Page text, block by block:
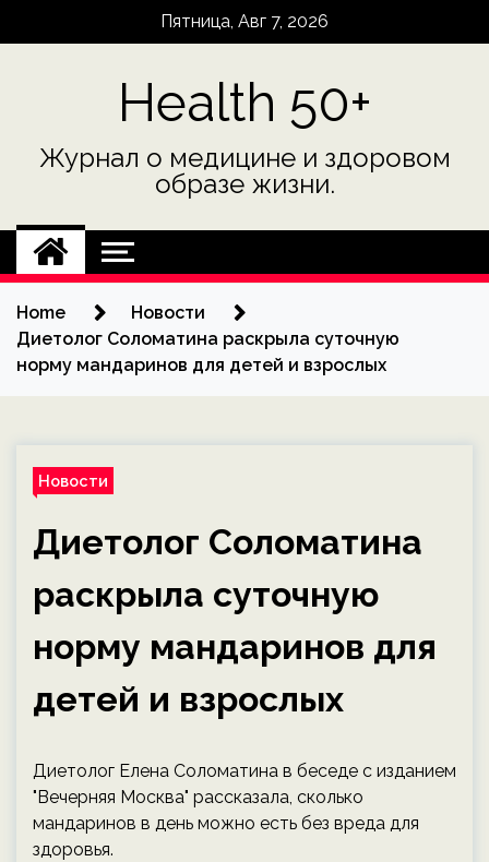
Пятница, Авг 7, 2026
Health 50+
Журнал о медицине и здоровом
образе жизни.
Home
Новости
Диетолог Соломатина раскрыла суточную
норму мандаринов для детей и взрослых
Новости
Диетолог Соломатина
раскрыла суточную
норму мандаринов для
детей и взрослых
Диетолог Елена Соломатина в беседе с изданием
"Вечерняя Москва" рассказала, сколько
мандаринов в день можно есть без вреда для
здоровья.